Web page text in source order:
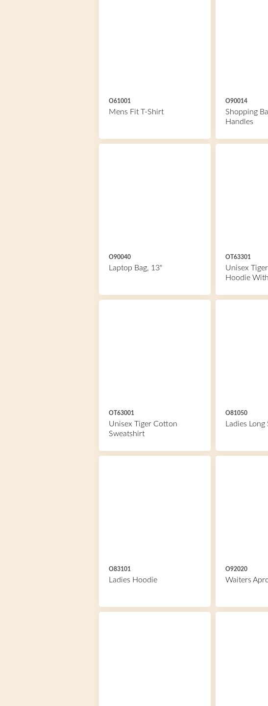
O61001
Mens Fit T-Shirt
O90014
Shopping
Handles
O90040
Laptop Bag, 13"
OT63301
Unisex
Hoodie
OT63001
Unisex Tiger Cotton
Sweatshirt
O81050
Ladies
O83101
Ladies Hoodie
O92020
Waiters